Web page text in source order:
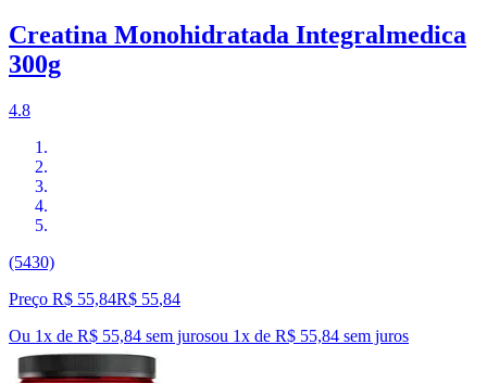
Creatina Monohidratada Integralmedica
300g
4.8
(5430)
Preço R$ 55,84R$ 55,84
Ou 1x de R$ 55,84 sem jurosou 1x de R$ 55,84 sem juros